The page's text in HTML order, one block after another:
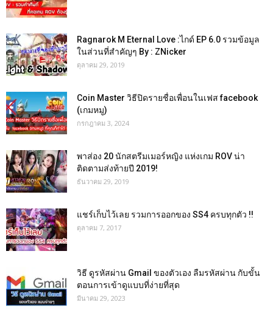
Ragnarok M Eternal Love :ไกด์ EP 6.0 รวมข้อมูล
ในส่วนที่สำคัญๆ By : ZNicker
ตุลาคม 29, 2019
Coin Master วิธีปิดรายชื่อเพื่อนในเฟส facebook
(เกมหมู)
กรกฎาคม 3, 2024
พาส่อง 20 นักสตรีมเมอร์หญิง แห่งเกม ROV น่า
ติดตามส่งท้ายปี 2019!
ธันวาคม 29, 2019
แชร์เก็บไว้เลย รวมการออกของ SS4 ครบทุกตัว !!
ตุลาคม 7, 2017
วิธี ดูรหัสผ่าน Gmail ของตัวเอง ลืมรหัสผ่าน กับขั้น
ตอนการเข้าดูแบบที่ง่ายที่สุด
มีนาคม 29, 2023